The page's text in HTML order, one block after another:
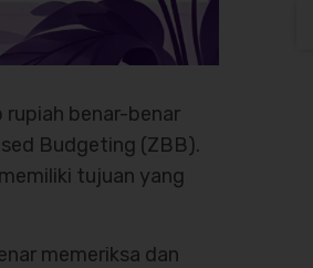
benar-benar
Budgeting (ZBB).
tujuan yang
memeriksa dan